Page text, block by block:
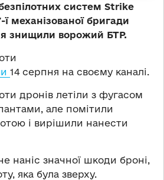
систем Strike
механізованої бригади
знищили ворожий БТР.
14 серпня на своєму каналі.
дронів летіли з фугасом
але помітили
і вирішили нанести
наніс значної шкоди броні,
яка була зверху.